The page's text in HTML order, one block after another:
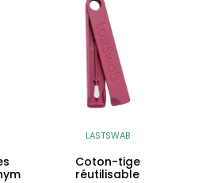
LASTSWAB
Coton-tige
réutilisable